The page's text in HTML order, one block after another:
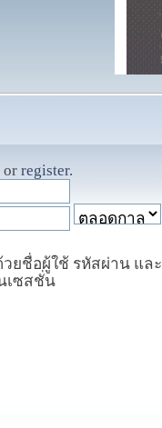
or register.
วยชื่อผู้ใช้ รหัสผ่าน และ
เซสชั่น